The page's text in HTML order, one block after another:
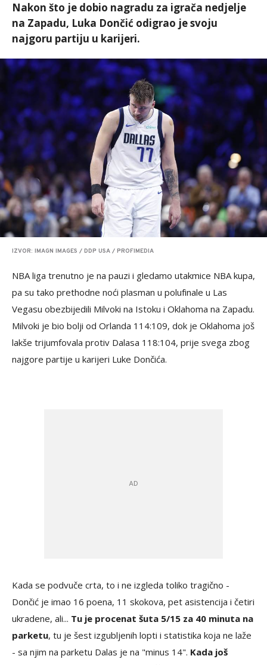
Nakon što je dobio nagradu za igrača nedjelje
na Zapadu, Luka Dončić odigrao je svoju
najgoru partiju u karijeri.
IZVOR: IMAGN IMAGES / DDP USA / PROFIMEDIA
NBA liga trenutno je na pauzi i gledamo utakmice NBA kupa,
pa su tako prethodne noći plasman u polufinale u Las
Vegasu obezbijedili Milvoki na Istoku i Oklahoma na Zapadu.
Milvoki je bio bolji od Orlanda 114:109, dok je Oklahoma još
lakše trijumfovala protiv Dalasa 118:104, prije svega zbog
najgore partije u karijeri Luke Dončića.
Kada se podvuče crta, to i ne izgleda toliko tragično -
Dončić je imao 16 poena, 11 skokova, pet asistencija i četiri
ukradene, ali... Tu je procenat šuta 5/15 za 40 minuta na
parketu, tu je šest izgubljenih lopti i statistika koja ne laže
- sa njim na parketu Dalas je na "minus 14". Kada još